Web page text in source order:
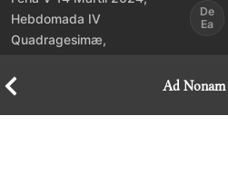
Hebdomada IV
Quadragesimæ,
De
Ea
Ad Nonam